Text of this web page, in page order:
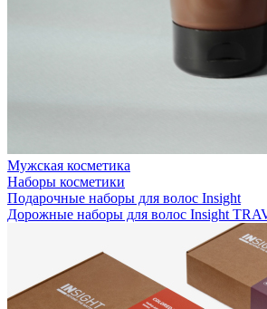
Мужская косметика
Наборы косметики
Подарочные наборы для волос Insight
Дорожные наборы для волос Insight